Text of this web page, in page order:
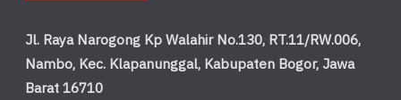
Jl. Raya Narogong Kp Walahir No.130, RT.11/RW.006,
Nambo, Kec. Klapanunggal, Kabupaten Bogor, Jawa
Barat 16710